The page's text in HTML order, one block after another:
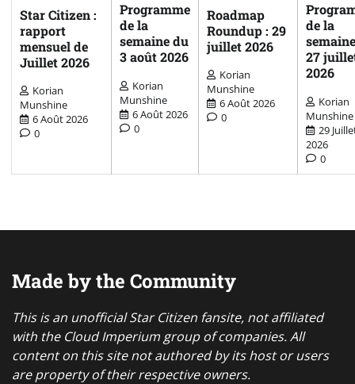
Star Citizen :
rapport
mensuel de
Juillet 2026
Korian
Munshine
6 Août 2026
0
Programme
de la
semaine du
3 août 2026
Korian
Munshine
6 Août 2026
0
Roadmap
Roundup : 29
juillet 2026
Korian
Munshine
6 Août 2026
0
de la
27
2026
Korian
Munshine
29
2026
0
Made by the Community
This is an unofficial Star Citizen fansite, not affiliated
with the Cloud Imperium group of companies. All
content on this site not authored by its host or users
are property of their respective owners.